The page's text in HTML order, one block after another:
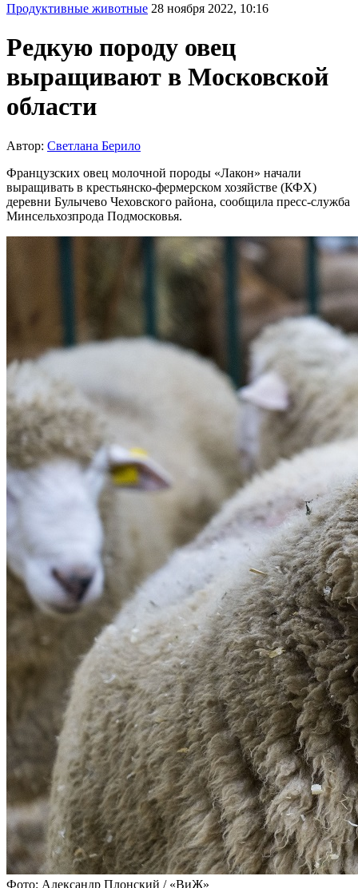
Продуктивные животные 28 ноября 2022, 10:16
Редкую породу овец
выращивают в Московской
области
Автор: Светлана Берило
Французских овец молочной породы «Лакон» начали
выращивать в крестьянско-фермерском хозяйстве (КФХ)
деревни Булычево Чеховского района, сообщила пресс-служба
Минсельхозпрода Подмосковья.
Фото: Александр Плонский / «ВиЖ»